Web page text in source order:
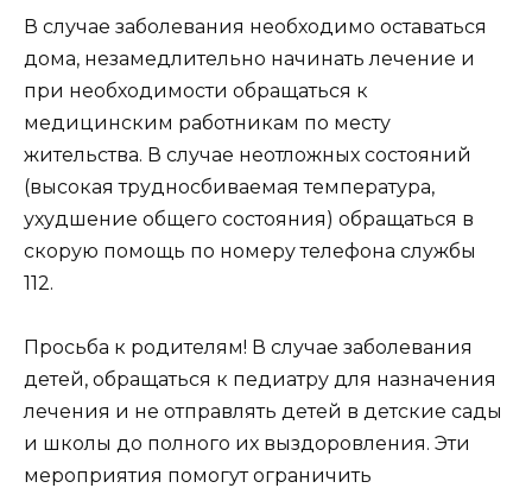
В случае заболевания необходимо оставаться
дома, незамедлительно начинать лечение и
при необходимости обращаться к
медицинским работникам по месту
жительства. В случае неотложных состояний
(высокая трудносбиваемая температура,
ухудшение общего состояния) обращаться в
скорую помощь по номеру телефона службы
112.
Просьба к родителям! В случае заболевания
детей, обращаться к педиатру для назначения
лечения и не отправлять детей в детские сады
и школы до полного их выздоровления. Эти
мероприятия помогут ограничить